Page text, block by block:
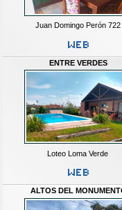
Juan Domingo Perón 722
ENTRE VERDES
Loteo Loma Verde
ALTOS DEL